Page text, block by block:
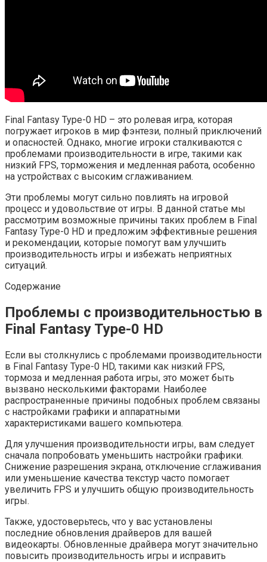
Final Fantasy Type-0 HD – это ролевая игра, которая
погружает игроков в мир фэнтези, полный приключений
и опасностей. Однако, многие игроки сталкиваются с
проблемами производительности в игре, такими как
низкий FPS, торможения и медленная работа, особенно
на устройствах с высоким сглаживанием.
Эти проблемы могут сильно повлиять на игровой
процесс и удовольствие от игры. В данной статье мы
рассмотрим возможные причины таких проблем в Final
Fantasy Type-0 HD и предложим эффективные решения
и рекомендации, которые помогут вам улучшить
производительность игры и избежать неприятных
ситуаций.
Содержание
Проблемы с производительностью в
Final Fantasy Type-0 HD
Если вы столкнулись с проблемами производительности
в Final Fantasy Type-0 HD, такими как низкий FPS,
тормоза и медленная работа игры, это может быть
вызвано несколькими факторами. Наиболее
распространенные причины подобных проблем связаны
с настройками графики и аппаратными
характеристиками вашего компьютера.
Для улучшения производительности игры, вам следует
сначала попробовать уменьшить настройки графики.
Снижение разрешения экрана, отключение сглаживания
или уменьшение качества текстур часто помогает
увеличить FPS и улучшить общую производительность
игры.
Также, удостоверьтесь, что у вас установлены
последние обновления драйверов для вашей
видеокарты. Обновленные драйвера могут значительно
повысить производительность игры и исправить